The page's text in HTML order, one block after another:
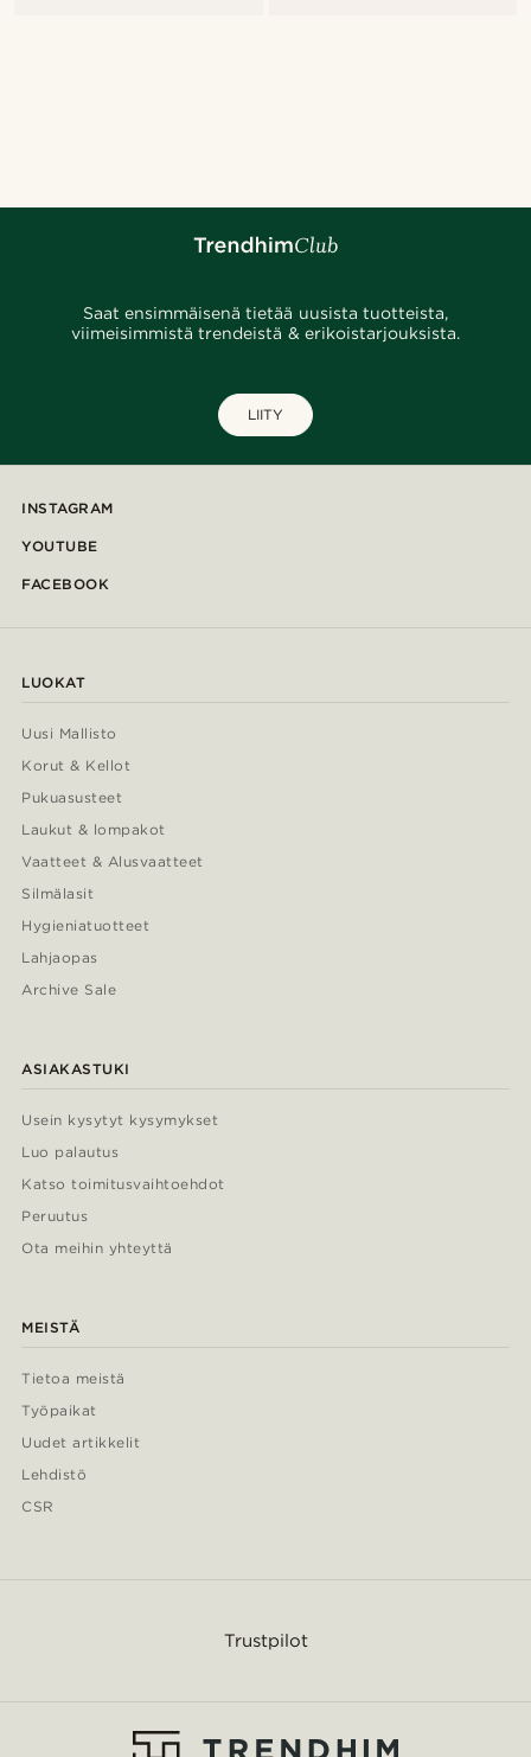
Saat ensimmäisenä tietää uusista tuotteista,
viimeisimmistä trendeistä & erikoistarjouksista.
LIITY
INSTAGRAM
YOUTUBE
FACEBOOK
LUOKAT
Uusi Mallisto
Korut & Kellot
Pukuasusteet
Laukut & lompakot
Vaatteet & Alusvaatteet
Silmälasit
Hygieniatuotteet
Lahjaopas
Archive Sale
ASIAKASTUKI
Usein kysytyt kysymykset
Luo palautus
Katso toimitusvaihtoehdot
Peruutus
Ota meihin yhteyttä
MEISTÄ
Tietoa meistä
Työpaikat
Uudet artikkelit
Lehdistö
CSR
Trustpilot